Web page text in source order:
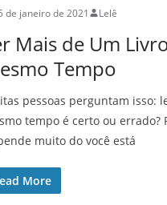
de janeiro de 2021 Lelê
Mais de Um
Tempo
pessoas perguntam isso:
tempo é certo ou errado?
muito do você está
More